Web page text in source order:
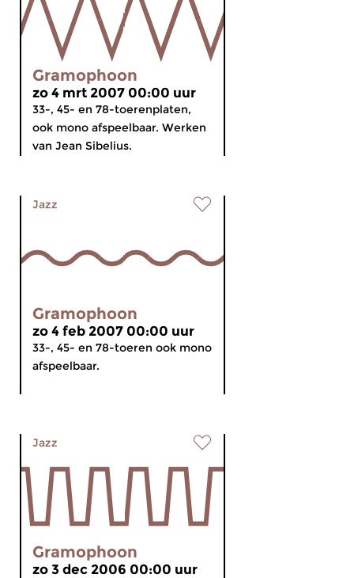
Gramophoon
zo 4 mrt 2007 00:00 uur
33-, 45- en 78-toerenplaten,
ook mono afspeelbaar. Werken
van Jean Sibelius.
Jazz
Gramophoon
zo 4 feb 2007 00:00 uur
33-, 45- en 78-toeren ook mono
afspeelbaar.
Jazz
Gramophoon
zo 3 dec 2006 00:00 uur